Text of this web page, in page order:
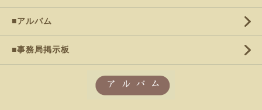
■アルバム
■事務局掲示板